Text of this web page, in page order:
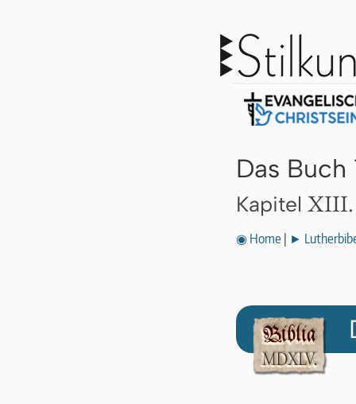
Das
Kapitel XIII.
◉ Home ►